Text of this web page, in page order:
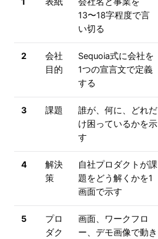
13〜18字程度で言
い切る
2
会社
目的
Sequoia式に会社を
1つの宣言文で定義
する
3 課題
誰が、何に、どれだ
け困っているかを示
す
4
解決
策
自社プロダクトが課
題をどう解くかを1
画面で示す
5
プロ
ダク
画面、ワークフロ
ー、デモ画像で動き